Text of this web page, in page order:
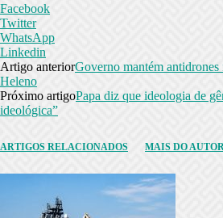
Facebook
Twitter
WhatsApp
Linkedin
Artigo anteriorGoverno mantém antidrones
Heleno
Próximo artigoPapa diz que ideologia de
ideológica”
ARTIGOS RELACIONADOS MAIS DO AUTOR